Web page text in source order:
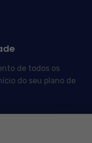
de todos os
do seu plano de